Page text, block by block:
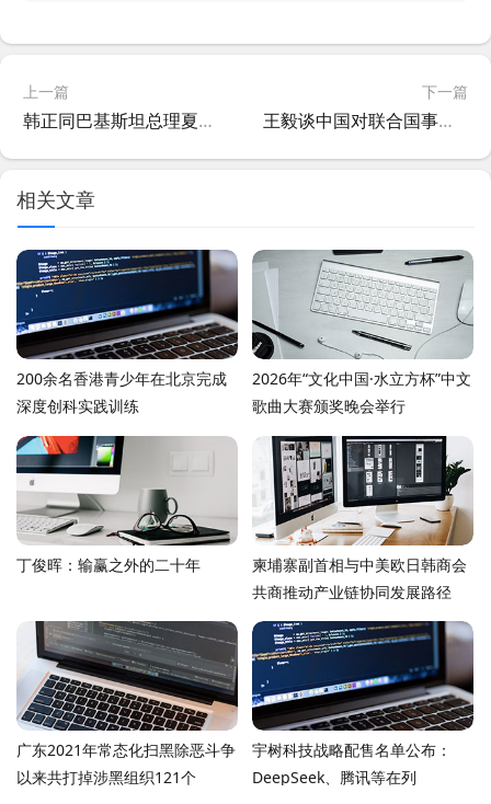
上一篇
韩正同巴基斯坦总理夏巴兹共同出席庆祝中巴建交75周年招待会
下一篇
王毅谈中国对联合国事业所做贡献
相关文章
200余名香港青少年在北京完成
深度创科实践训练
2026年“文化中国·水立方杯”中文
歌曲大赛颁奖晚会举行
丁俊晖：输赢之外的二十年
柬埔寨副首相与中美欧日韩商会
共商推动产业链协同发展路径
广东2021年常态化扫黑除恶斗争
以来共打掉涉黑组织121个
宇树科技战略配售名单公布：
DeepSeek、腾讯等在列